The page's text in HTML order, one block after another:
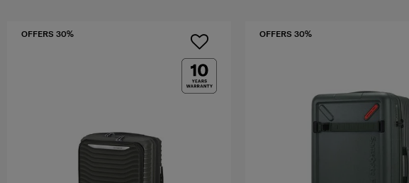
OFFERS 30% OFFERS 30%